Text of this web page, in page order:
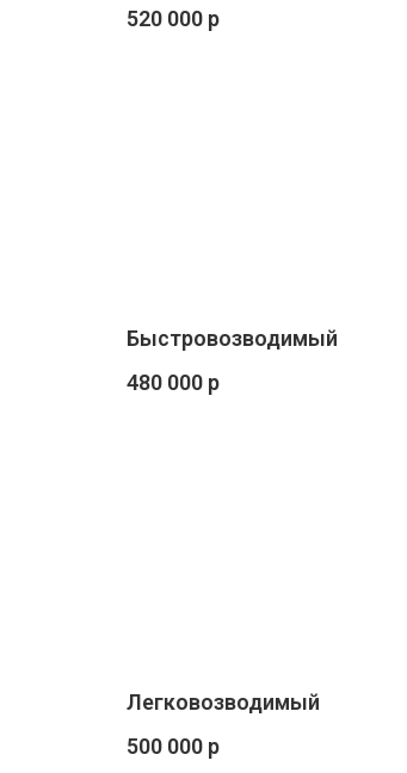
520 000 р
Быстровозводимый
480 000 р
Легковозводимый
500 000 р